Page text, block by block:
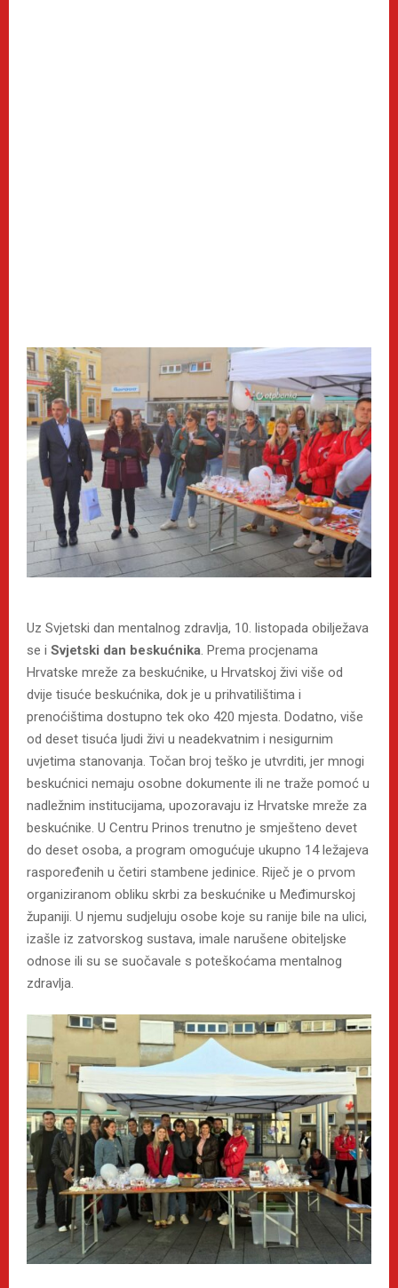
Uz Svjetski dan mentalnog zdravlja, 10. listopada obilježava
se i Svjetski dan beskućnika. Prema procjenama
Hrvatske mreže za beskućnike, u Hrvatskoj živi više od
dvije tisuće beskućnika, dok je u prihvatilištima i
prenoćištima dostupno tek oko 420 mjesta. Dodatno, više
od deset tisuća ljudi živi u neadekvatnim i nesigurnim
uvjetima stanovanja. Točan broj teško je utvrditi, jer mnogi
beskućnici nemaju osobne dokumente ili ne traže pomoć u
nadležnim institucijama, upozoravaju iz Hrvatske mreže za
beskućnike. U Centru Prinos trenutno je smješteno devet
do deset osoba, a program omogućuje ukupno 14 ležajeva
raspoređenih u četiri stambene jedinice. Riječ je o prvom
organiziranom obliku skrbi za beskućnike u Međimurskoj
županiji. U njemu sudjeluju osobe koje su ranije bile na ulici,
izašle iz zatvorskog sustava, imale narušene obiteljske
odnose ili su se suočavale s poteškoćama mentalnog
zdravlja.